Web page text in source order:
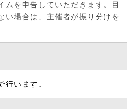
ムを申告していただきます。目
い場合は、主催者が振り分けを
行います。